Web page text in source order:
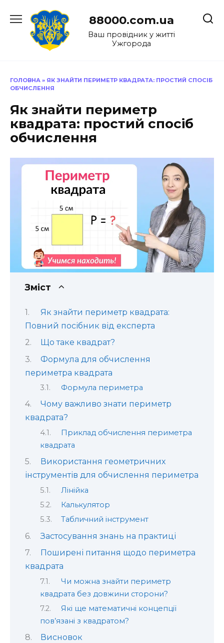
до
88000.com.ua
Ваш провідник у житті
Ужгорода
ГОЛОВНА » ЯК ЗНАЙТИ ПЕРИМЕТР КВАДРАТА: ПРОСТИЙ СПОСІБ
ОБЧИСЛЕННЯ
Як знайти периметр
квадрата: простий спосіб
обчислення
Зміст
Як знайти периметр квадрата:
Повний посібник від експерта
Що таке квадрат?
Формула для обчислення
периметра квадрата
Формула периметра
Чому важливо знати периметр
квадрата?
Приклад обчислення периметра
квадрата
Використання геометричних
інструментів для обчислення периметра
Лінійка
Калькулятор
Табличний інструмент
Застосування знань на практиці
Поширені питання щодо периметра
квадрата
Чи можна знайти периметр
квадрата без довжини сторони?
Які ще математичні концепції
пов’язані з квадратом?
Висновок